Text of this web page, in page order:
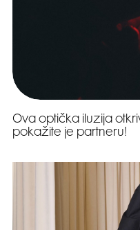
Ova optička iluzija
pokažite je partneru!